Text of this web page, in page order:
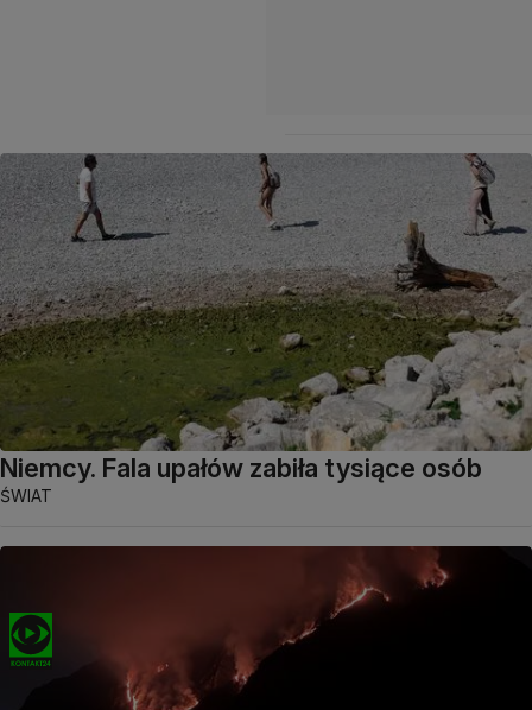
Niemcy. Fala upałów zabiła tysiące osób
ŚWIAT